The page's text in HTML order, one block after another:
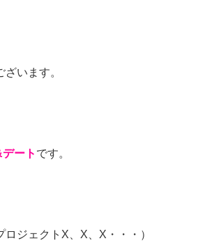
います。
ート です。
ロジェクトX、X、X・・・）